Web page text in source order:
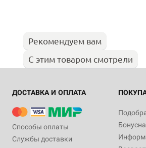
Рекомендуем вам
С этим товаром смотрели
ДОСТАВКА И ОПЛАТА
Способы оплаты
Службы доставки